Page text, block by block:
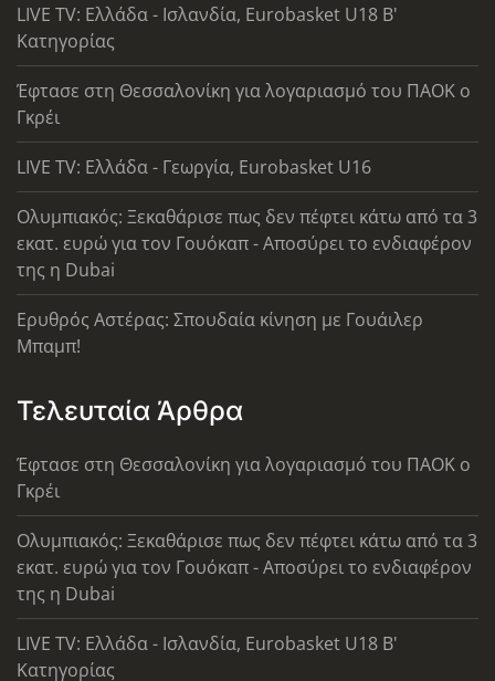
LIVE TV: Ελλάδα - Ισλανδία, Eurobasket U18 Β'
Κατηγορίας
Έφτασε στη Θεσσαλονίκη για λογαριασμό του ΠΑΟΚ ο
Γκρέι
LIVE TV: Ελλάδα - Γεωργία, Eurobasket U16
Ολυμπιακός: Ξεκαθάρισε πως δεν πέφτει κάτω από τα 3
εκατ. ευρώ για τον Γουόκαπ - Αποσύρει το ενδιαφέρον
της η Dubai
Ερυθρός Αστέρας: Σπουδαία κίνηση με Γουάιλερ
Μπαμπ!
Τελευταία Άρθρα
Έφτασε στη Θεσσαλονίκη για λογαριασμό του ΠΑΟΚ ο
Γκρέι
Ολυμπιακός: Ξεκαθάρισε πως δεν πέφτει κάτω από τα 3
εκατ. ευρώ για τον Γουόκαπ - Αποσύρει το ενδιαφέρον
της η Dubai
LIVE TV: Ελλάδα - Ισλανδία, Eurobasket U18 Β'
Κατηγορίας